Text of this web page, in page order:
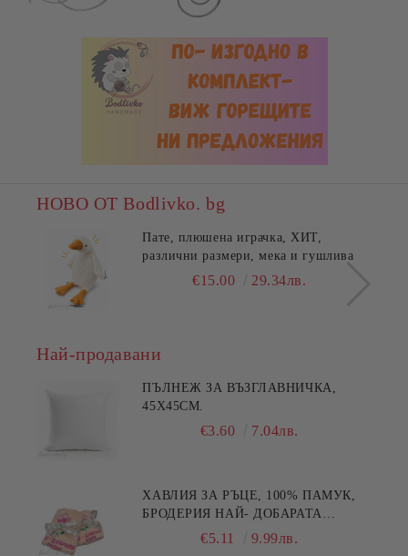
НОВО ОТ Bodlivko. bg
Пате, плюшена играчка, ХИТ,
различни размери, мека и гушлива
€15.00 29.34лв.
Най-продавани
ПЪЛНЕЖ ЗА ВЪЗГЛАВНИЧКА,
45X45СМ.
€3.60 7.04лв.
ХАВЛИЯ ЗА РЪЦЕ, 100% ПАМУК,
БРОДЕРИЯ НАЙ- ДОБАРАТА
МАЙКА/БАБА , РАЗМЕР:
€5.11 9.99лв.